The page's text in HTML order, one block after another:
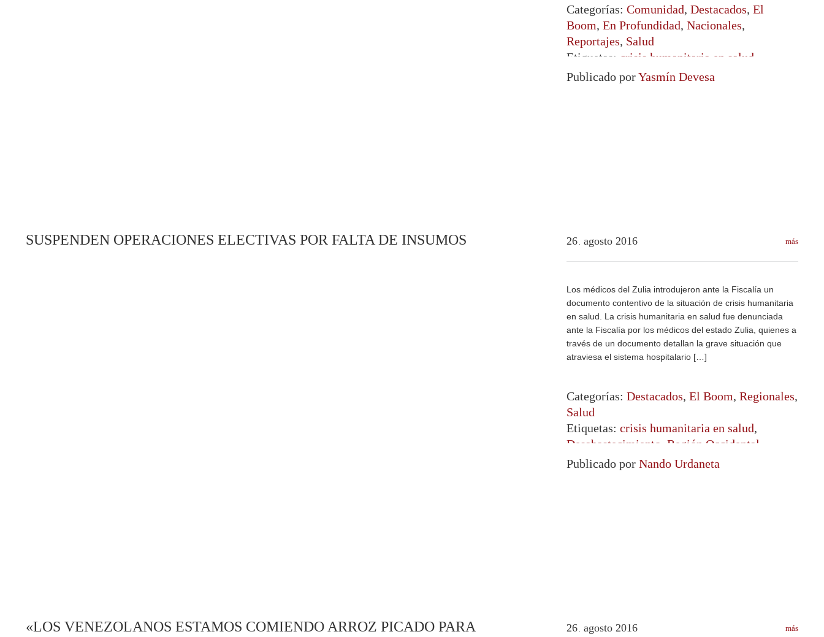
Categorías: Comunidad, Destacados, El
Boom, En Profundidad, Nacionales,
Reportajes, Salud
Etiquetas: crisis humanitaria en salud
Desabastecimiento,Región Andina
Publicado porYasmín Devesa
SUSPENDEN OPERACIONES ELECTIVAS POR FALTA DE INSUMOS 26 agosto 2016
Los médicos del Zulia introdujeron ante la Fiscalía un
documento contentivo de la situación de crisis humanitaria
en salud. La crisis humanitaria en salud fue denunciada
ante la Fiscalía por los médicos del estado Zulia, quienes a
través de un documento detallan la grave situación que
atraviesa el sistema hospitalario […]
más
Categorías: Destacados, El Boom, Regionales,
Salud
Etiquetas: crisis humanitaria en salud,
Desabastecimiento Región Occidental
Publicado por Nando Urdaneta
«LOS VENEZOLANOS ESTAMOS COMIENDO ARROZ PICADO PARA
26 agosto 2016 más